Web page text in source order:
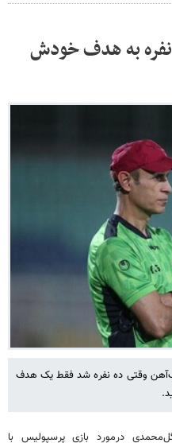
گل‌محمدی: ذوب‌آهن ۱۰ نفره به هدف خودش
وقتی ده نفره شد فقط یک هدف
درمورد بازی پرسپولیس با